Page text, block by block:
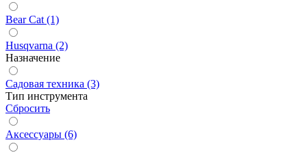
Bear Cat (1)
Husqvarna (2)
Назначение
Садовая техника (3)
Тип инструмента
Сбросить
Аксессуары (6)